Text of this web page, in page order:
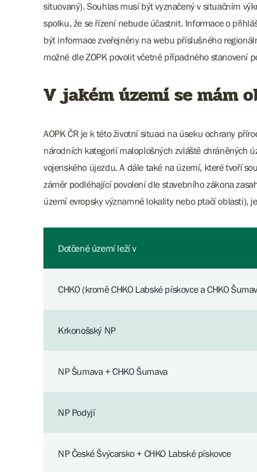
situovaný). Souhlas musí být vyznačený v situačním
spolku, že se řízení nebude účastnit. Informace o
být informace zveřejněny na webu příslušného
možné dle ZOPK povolit včetně případného stanovení
V jakém území se mám
AOPK ČR je k této životní situaci na úseku ochrany
národních kategorií maloplošných zvláště chráněných
vojenského újezdu. A dále také na území, které tvoří
záměr podléhající povolení dle stavebního zákona
území evropsky významné lokality nebo ptačí
Dotčené území leží v
CHKO (kromě CHKO Labské pískovce a CHKO
Krkonošský NP
NP Šumava + CHKO Šumava
NP Podyjí
NP České Švýcarsko + CHKO Labské pískovce